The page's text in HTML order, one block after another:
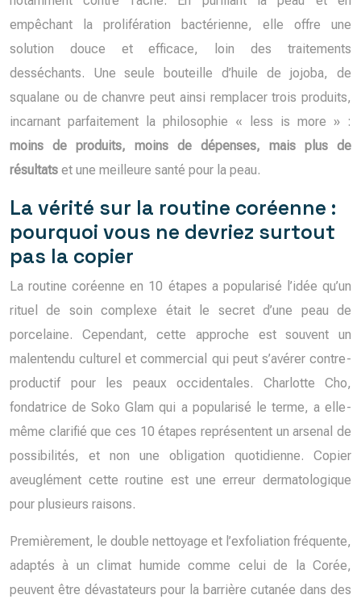
empêchant la prolifération bactérienne, elle offre une
solution douce et efficace, loin des traitements
desséchants. Une seule bouteille d’huile de jojoba, de
squalane ou de chanvre peut ainsi remplacer trois produits,
incarnant parfaitement la philosophie « less is more » :
moins de produits, moins de dépenses, mais plus de
résultats et une meilleure santé pour la peau.
La vérité sur la routine coréenne :
pourquoi vous ne devriez surtout
pas la copier
La routine coréenne en 10 étapes a popularisé l’idée qu’un
rituel de soin complexe était le secret d’une peau de
porcelaine. Cependant, cette approche est souvent un
malentendu culturel et commercial qui peut s’avérer contre-
productif pour les peaux occidentales. Charlotte Cho,
fondatrice de Soko Glam qui a popularisé le terme, a elle-
même clarifié que ces 10 étapes représentent un arsenal de
possibilités, et non une obligation quotidienne. Copier
aveuglément cette routine est une erreur dermatologique
pour plusieurs raisons.
Premièrement, le double nettoyage et l’exfoliation fréquente,
adaptés à un climat humide comme celui de la Corée,
peuvent être dévastateurs pour la barrière cutanée dans des